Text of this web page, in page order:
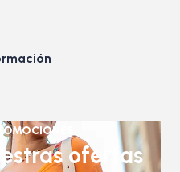
ofertas